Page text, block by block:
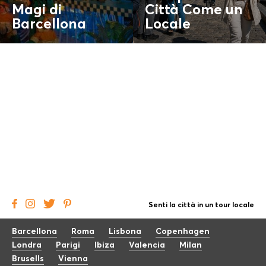
Magi di
Barcellona
Città Come un
Locale
Senti la città in un tour locale
Barcellona Roma Lisbona
Copenhagen
Londra
Parigi Ibiza Valencia
Milan
Brusells
Vienna